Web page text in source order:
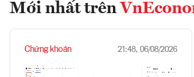
Mới nhất trên
Chứng khoán 21:48, 06/08/2026